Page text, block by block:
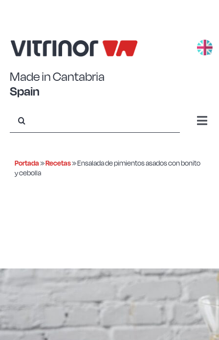
Made in Cantabria
Spain
Borosilicato
Más Menaje
Portada»Recetas»Ensalada de pimientos asados con bonito
y cebolla